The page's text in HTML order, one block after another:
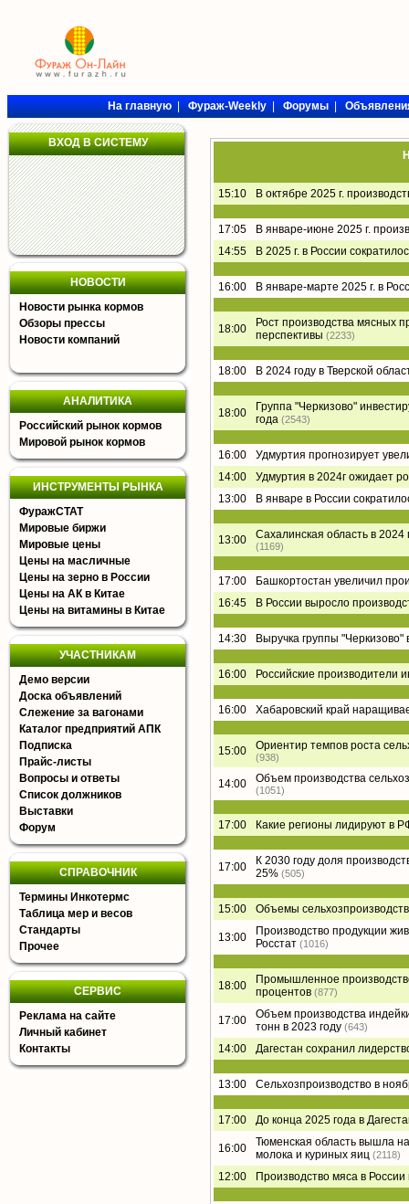
На главную|Фураж-Weekly|Форумы|
ВХОД В СИСТЕМУ
НОВОСТИ
Новости рынка кормов
Обзоры прессы
Новости компаний
АНАЛИТИКА
Российский рынок кормов
Мировой рынок кормов
ИНСТРУМЕНТЫ РЫНКА
ФуражСТАТ
Мировые биржи
Мировые цены
Цены на масличные
Цены на зерно в России
Цены на АК в Китае
Цены на витамины в Китае
УЧАСТНИКАМ
Демо версии
Доска объявлений
Слежение за вагонами
Каталог предприятий АПК
Подписка
Прайс-листы
Вопросы и ответы
Список должников
Выставки
Форум
СПРАВОЧНИК
Термины Инкотермс
Таблица мер и весов
Стандарты
Прочее
СЕРВИС
Реклама на сайте
Личный кабинет
Контакты
15:10 В октябре 2025 г.
17:05
В январе-июне 2025 г.
14:55
В 2025 г. в России
16:00 В январе-марте 2025 г. в
18:00
Рост производства мясных
перспективы (2233)
18:00 В 2024 году в Тверской
18:00
Группа "Черкизово"
года (2543)
16:00
Удмуртия прогнозирует
14:00
Удмуртия в 2024г ожидает
13:00
В январе в России
13:00 Сахалинская область в
(1169)
17:00
Башкортостан увеличил
16:45
В России выросло
14:30 Выручка группы
16:00 Российские производители
16:00 Хабаровский край
15:00 Ориентир темпов роста
(938)
14:00 Объем производства
(1051)
17:00 Какие регионы лидируют в
17:00
К 2030 году доля
25% (505)
15:00 Объемы
13:00
Производство продукции
Росстат (1016)
18:00
Промышленное
процентов (877)
17:00
Объем производства
тонн в 2023 году (643)
14:00 Дагестан сохранил
13:00 Сельхозпроизводство в
17:00 До конца 2025 года в
16:00
Тюменская область вышла
молока и куриных яиц (2118)
12:00 Производство мяса в